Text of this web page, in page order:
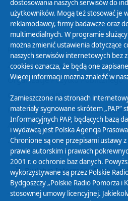
Polityka Prywatności
Zasady korzystania z Serwisu
Organizacje Pożytku Publicznego
Cyfryzacja DAB+
Polityka ochrony danych
Abonament
Zamówienia publiczne
Biuletyn Informacji Publicznej
dostosowania naszych serwisów do
użytkowników. Mogą też stosować je
reklamodawcy, firmy badawcze oraz
multimedialnych. W programie
można zmienić ustawienia dotyczące
naszych serwisów internetowych bez
cookies oznacza, że będą one
Więcej informacji można znaleźć w
Zamieszczone na stronach
materiały sygnowane skrótem „PAP”
Informacyjnych PAP, będących bazą
i wydawcą jest Polska Agencja
Chronione są one przepisami ustawy
prawie autorskim i prawach
2001 r. o ochronie baz danych.
wykorzystywane są przez Polskie
Bydgoszczy „Polskie Radio Pomorza i
stosownej umowy licencyjnej.